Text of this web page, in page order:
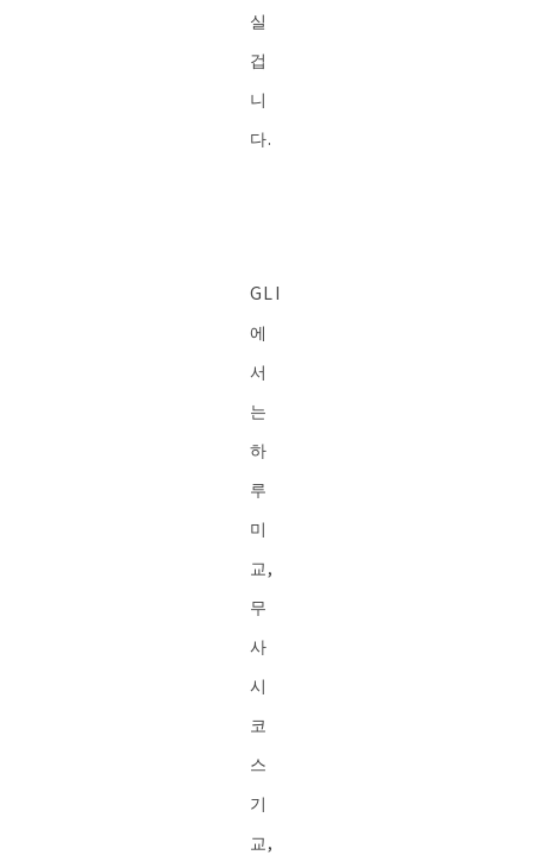
실
겁
니
다.
GLI
에
서
는
하
루
미
교,
무
사
시
코
스
기
교,